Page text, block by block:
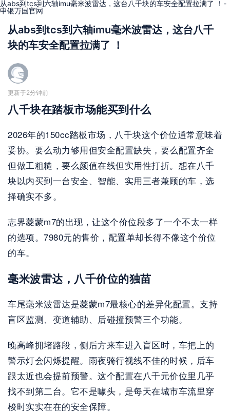
从abs到tcs到六轴imu毫米波雷达，这台八千块的车安全配置拉满了 ！-
申银万国官网
从abs到tcs到六轴imu毫米波雷达，这台八千
块的车安全配置拉满了 ！
更新于2分钟前
八千块在踏板市场能买到什么
2026年的150cc踏板市场，八千块这个价位通常意味着
妥协。要么动力够用但安全配置缺失，要么配置齐全
但做工粗糙，要么颜值在线但实用性打折。想在八千
块以内买到一台安全、智能、实用三者兼顾的车，选
择确实不多。
志界菱蒙m7的出现，让这个价位段多了一个不太一样
的选项。7980元的售价，配置单却长得不像这个价位
的车。
毫米波雷达，八千价位的独苗
车尾毫米波雷达是菱蒙m7最核心的差异化配置。支持
盲区监测、变道辅助、后碰撞预警三个功能。
晚高峰拥堵路段，侧后方来车进入盲区时，车把上的
警示灯会闪烁提醒。雨夜骑行视线不佳的时候，后车
跟太近也会提前预警。这个配置在八千元价位里几乎
找不到第二台。它不是噱头，是每天在城市车流里穿
梭时实实在在的安全保障。